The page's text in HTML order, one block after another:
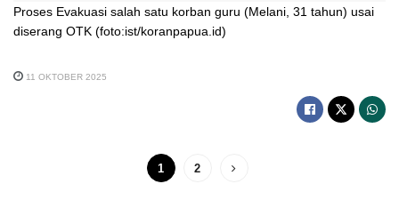
Proses Evakuasi salah satu korban guru (Melani, 31 tahun) usai
diserang OTK (foto:ist/koranpapua.id)
11 OKTOBER 2025
1 2